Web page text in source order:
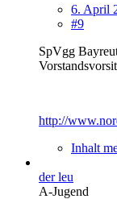
6. April
#9
SpVgg
http://
Inhalt
der leu
A-Jugend